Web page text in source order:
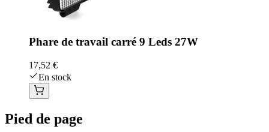
Phare de travail carré 9 Leds 27W
17,52 €
En stock
Pied de page